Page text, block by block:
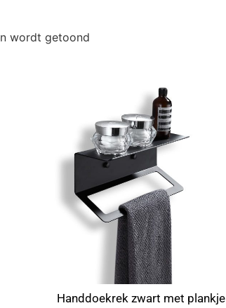
wordt getoond
Handdoekrek zwart met plankje